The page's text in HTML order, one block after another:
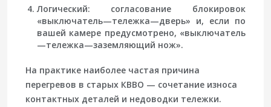
Логический: согласование блокировок
«выключатель—тележка—дверь» и, если по
вашей камере предусмотрено, «выключатель
—тележка—заземляющий нож».
На практике наиболее частая причина
перегревов в старых КВВО — сочетание износа
контактных деталей и недоводки тележки.